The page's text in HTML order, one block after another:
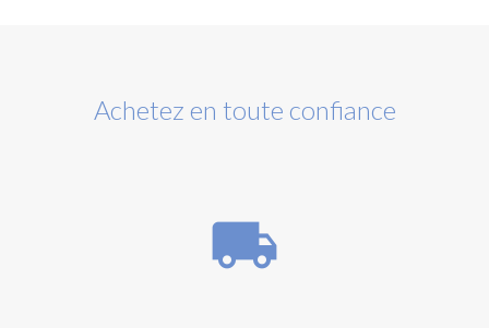
Achetez en toute confiance
local_shipping